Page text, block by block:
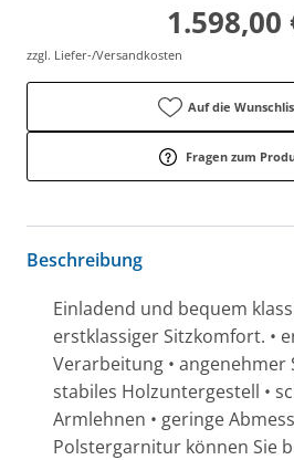
1.598,00
zzgl. Liefer-/Versandkosten
Auf die
Fragen zum
Beschreibung
Einladend und bequem
erstklassiger Sitzkomfort. •
Verarbeitung • angenehmer
stabiles Holzuntergestell •
Armlehnen • geringe
Polstergarnitur können Sie